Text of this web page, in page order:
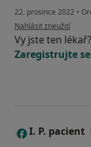
22. prosince 2022 •
podle názoru uživatele
Nahlásit zneužití
Vy jste ten
Zaregistrujte
I I. P. pacient